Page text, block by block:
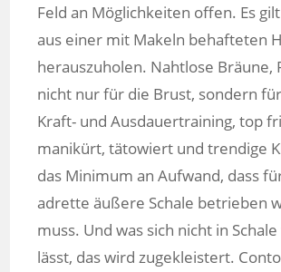
Feld an Möglichkeiten offen. Es
aus einer mit Makeln behafteten
herauszuholen. Nahtlose Bräune,
nicht nur für die Brust, sondern
Kraft- und Ausdauertraining, top
manikürt, tätowiert und trendige
das Minimum an Aufwand, dass
adrette äußere Schale betrieben
muss. Und was sich nicht in
lässt, das wird zugekleistert.